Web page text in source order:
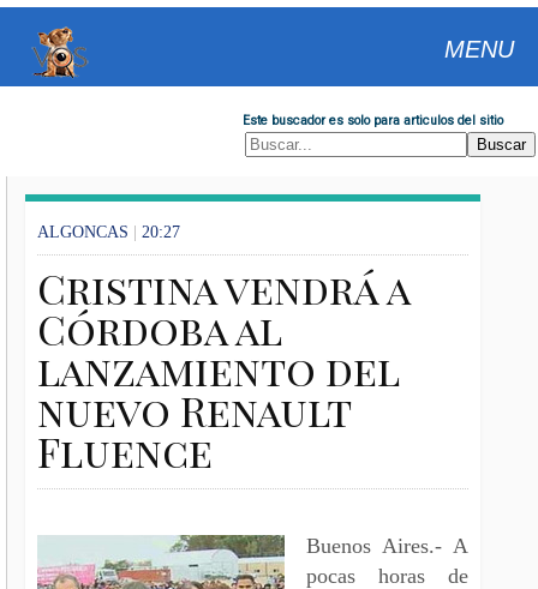
MENU
Este buscador es solo para articulos del sitio
ALGONCAS | 20:27
Cristina vendrá a
Córdoba al
lanzamiento del
nuevo Renault
Fluence
Buenos Aires.- A
pocas horas de